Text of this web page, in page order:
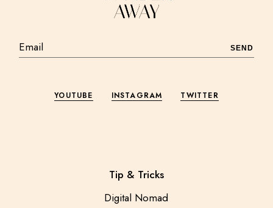
SEND
YOUTUBE INSTAGRAM TWITTER
Tip & Tricks
Digital Nomad